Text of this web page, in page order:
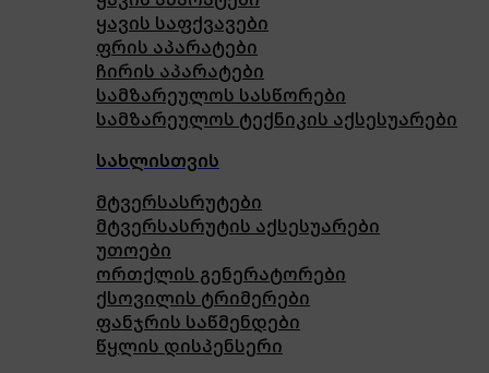
ყავის საფქვავები
ფრის აპარატები
ჩირის აპარატები
სამზარეულოს სასწორები
სამზარეულოს ტექნიკის აქსესუარები
სახლისთვის
მტვერსასრუტები
მტვერსასრუტის აქსესუარები
უთოები
ორთქლის გენერატორები
ქსოვილის ტრიმერები
ფანჯრის საწმენდები
წყლის დისპენსერი